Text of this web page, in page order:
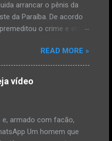
arrancar o pênis da
da Paraíba. De acordo
o crime e ela
também escreveu uma
o filho mais velho, fruto
família. Ela já havia
dele, a mulher ainda
READ MORE »
vídeo
armado com facão,
Um homem que